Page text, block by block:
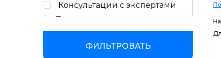
Консультации с экспертами
Поддержка кураторов и
координаторов учебного
процесса
ФИЛЬТРОВАТЬ